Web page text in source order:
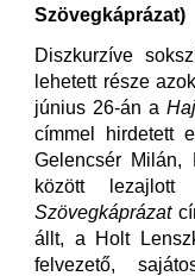
Szövegkáprázat)
Diszkurzíve
lehetett része
június 26-án a
címmel hirdetett
Gelencsér Milán,
között lezajlott
Szövegkáprázat
állt, a Holt
felvezető,